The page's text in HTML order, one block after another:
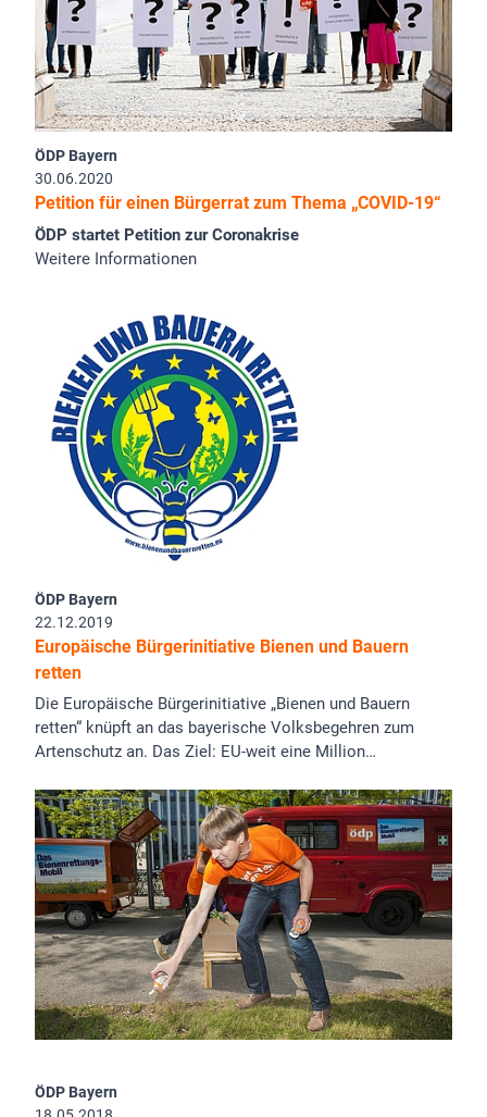
ÖDP Bayern
30.06.2020
Petition für einen Bürgerrat zum Thema „COVID-19“
ÖDP startet Petition zur Coronakrise
Weitere Informationen
ÖDP Bayern
22.12.2019
Europäische Bürgerinitiative Bienen und Bauern
retten
Die Europäische Bürgerinitiative „Bienen und Bauern
retten“ knüpft an das bayerische Volksbegehren zum
Artenschutz an. Das Ziel: EU-weit eine Million…
ÖDP Bayern